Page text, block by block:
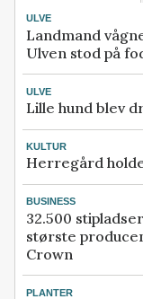
ULVE
Landmand
Ulven stod på
ULVE
Lille hund blev
KULTUR
Herregård
BUSINESS
32.500
største
Crown
PLANTER